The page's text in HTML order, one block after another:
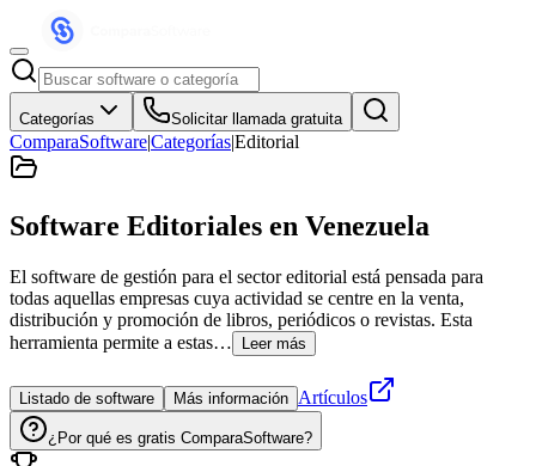
Categorías Solicitar llamada gratuita
ComparaSoftware|Categorías|Editorial
Software Editoriales en Venezuela
El software de gestión para el sector editorial está pensada para
todas aquellas empresas cuya actividad se centre en la venta,
distribución y promoción de libros, periódicos o revistas. Esta
herramienta permite a estas…
Leer más
Listado de software Más información Artículos
¿Por qué es gratis ComparaSoftware?